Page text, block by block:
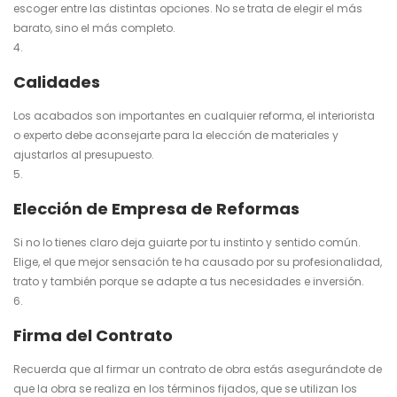
escoger entre las distintas opciones. No se trata de elegir el más
barato, sino el más completo.
Calidades
Los acabados son importantes en cualquier reforma, el interiorista
o experto debe aconsejarte para la elección de materiales y
ajustarlos al presupuesto.
Elección de Empresa de Reformas
Si no lo tienes claro deja guiarte por tu instinto y sentido común.
Elige, el que mejor sensación te ha causado por su profesionalidad,
trato y también porque se adapte a tus necesidades e inversión.
Firma del Contrato
Recuerda que al firmar un contrato de obra estás asegurándote de
que la obra se realiza en los términos fijados, que se utilizan los